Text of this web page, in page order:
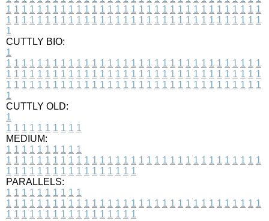
1 1 1 1 1 1 1 1 1 1 1 1 1 1 1 1 1 1 1 1 1 1 1 1 1 1 1 1 1 1 1 1 1
1 1 1 1 1 1 1 1 1 1 1 1 1 1 1 1 1 1 1 1 1 1 1 1 1 1 1 1 1 1 1 1 1
1
CUTTLY BIO:
1
1 1 1 1 1 1 1 1 1 1 1 1 1 1 1 1 1 1 1 1 1 1 1 1 1 1 1 1 1 1 1 1 1
1 1 1 1 1 1 1 1 1 1 1 1 1 1 1 1 1 1 1 1 1 1 1 1 1 1 1 1 1 1 1 1 1
1 1 1 1 1 1 1 1 1 1 1 1 1 1 1 1 1 1 1 1 1 1 1 1 1 1 1 1 1 1 1 1 1
1
CUTTLY OLD:
1
1 1 1 1 1 1 1 1 1 1
MEDIUM:
1 1 1 1 1 1 1 1 1 1
1 1 1 1 1 1 1 1 1 1 1 1 1 1 1 1 1 1 1 1 1 1 1 1 1 1 1 1 1 1 1 1 1
1 1 1 1 1 1 1 1 1 1 1 1 1 1 1 1 1
PARALLELS:
1 1 1 1 1 1 1 1 1 1
1 1 1 1 1 1 1 1 1 1 1 1 1 1 1 1 1 1 1 1 1 1 1 1 1 1 1 1 1 1 1 1 1
1 1 1 1 1 1 1 1 1 1 1 1 1 1 1 1 1